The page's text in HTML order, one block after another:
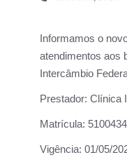
Informamos o
atendimentos aos
Intercâmbio
Prestador: Clínica
Matrícula:
Vigência: 01/05/